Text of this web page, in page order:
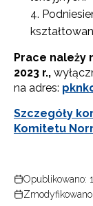
Prace należy
2023 r.,
na adres:
Szczegóły
Komitetu
Opublikowano: